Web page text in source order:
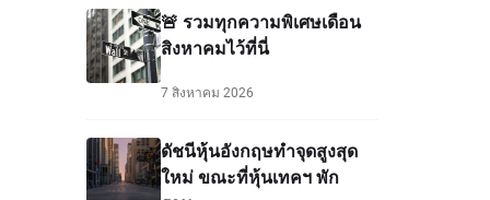
🚨 รวมทุกความพิเศษเดือน
สิงหาคมไว้ที่นี่
7 สิงหาคม 2026
ดัชนีหุ้นอังกฤษทำจุดสูงสุด
ใหม่ ขณะที่หุ้นเทคฯ พัก